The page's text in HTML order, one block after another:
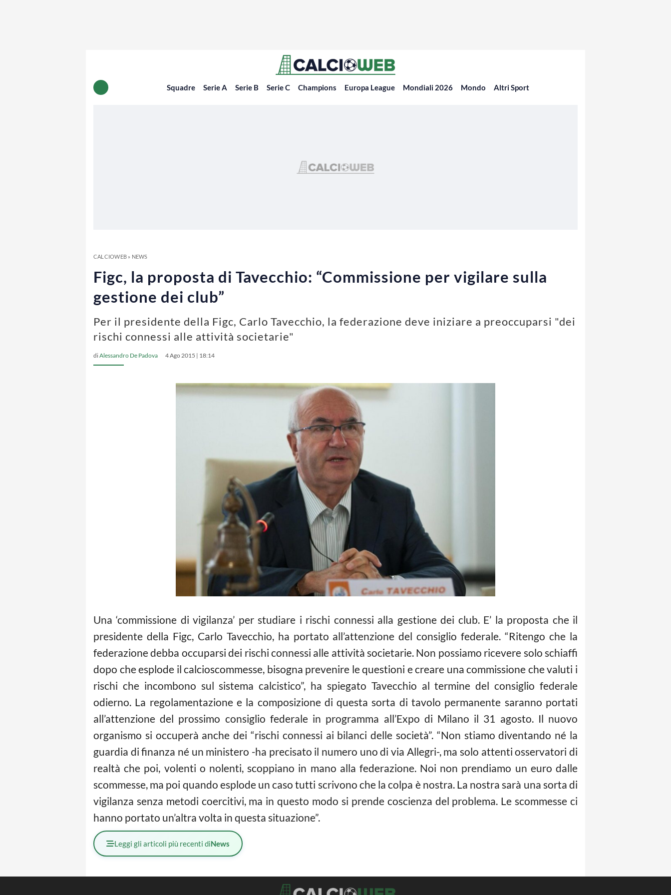
Squadre Serie A Serie B Serie C Champions Europa League Mondiali 2026 Mondo Altri Sport
CALCIOWEB» NEWS
Figc, la proposta di Tavecchio: “Commissione per vigilare sulla
gestione dei club”
Per il presidente della Figc, Carlo Tavecchio, la federazione deve iniziare a preoccuparsi "dei
rischi connessi alle attività societarie"
diAlessandro De Padova 4 Ago 2015 | 18:14
Una ‘commissione di vigilanza’ per studiare i rischi connessi alla gestione dei club. E’ la proposta che il
presidente della Figc, Carlo Tavecchio, ha portato all’attenzione del consiglio federale. “Ritengo che la
federazione debba occuparsi dei rischi connessi alle attività societarie. Non possiamo ricevere solo schiaffi
dopo che esplode il calcioscommesse, bisogna prevenire le questioni e creare una commissione che valuti i
rischi che incombono sul sistema calcistico”, ha spiegato Tavecchio al termine del consiglio federale
odierno. La regolamentazione e la composizione di questa sorta di tavolo permanente saranno portati
all’attenzione del prossimo consiglio federale in programma all’Expo di Milano il 31 agosto. Il nuovo
organismo si occuperà anche dei “rischi connessi ai bilanci delle società”. “Non stiamo diventando né la
guardia di finanza né un ministero -ha precisato il numero uno di via Allegri-, ma solo attenti osservatori di
realtà che poi, volenti o nolenti, scoppiano in mano alla federazione. Noi non prendiamo un euro dalle
scommesse, ma poi quando esplode un caso tutti scrivono che la colpa è nostra. La nostra sarà una sorta di
vigilanza senza metodi coercitivi, ma in questo modo si prende coscienza del problema. Le scommesse ci
hanno portato un’altra volta in questa situazione”.
Leggi gli articoli più recenti diNews